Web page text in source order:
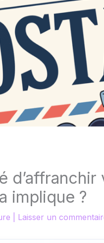
implique ?
Laisser un